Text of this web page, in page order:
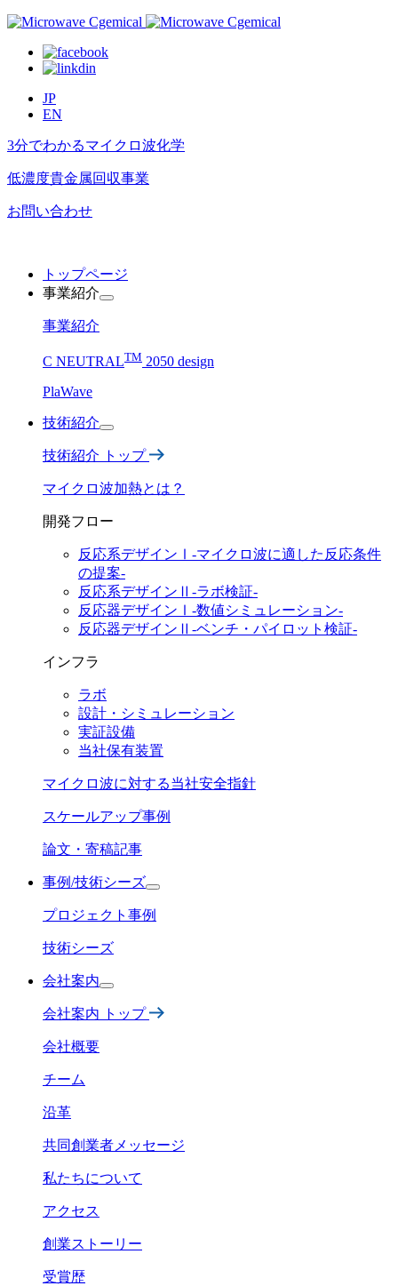
JP
EN
3分でわかるマイクロ波化学
低濃度貴金属回収事業​
お問い合わせ
トップページ
事業紹介
事業紹介
C NEUTRALTM 2050 design
PlaWave
技術紹介
技術紹介 トップ
マイクロ波加熱とは？
開発フロー
反応系デザインⅠ-マイクロ波に適した反応条件
の提案-
反応系デザインⅡ -ラボ検証-
反応器デザインⅠ -数値シミュレーション-
反応器デザインⅡ -ベンチ・パイロット検証-
インフラ
ラボ
設計・ シミュレーション
実証設備
当社保有装置
マイクロ波に対する当社安全指針
スケールアップ事例
論文・寄稿記事
事例/技術シーズ
プロジェクト事例
技術シーズ
会社案内
会社案内 トップ
会社概要
チーム
沿革
共同創業者メッセージ
私たちについて
アクセス
創業ストーリー
受賞歴